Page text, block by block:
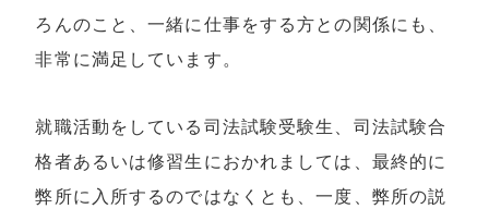
ろんのこと、一緒に仕事をする方との関係にも、
非常に満足しています。
就職活動をしている司法試験受験生、司法試験合
格者あるいは修習生におかれましては、最終的に
弊所に入所するのではなくとも、一度、弊所の説